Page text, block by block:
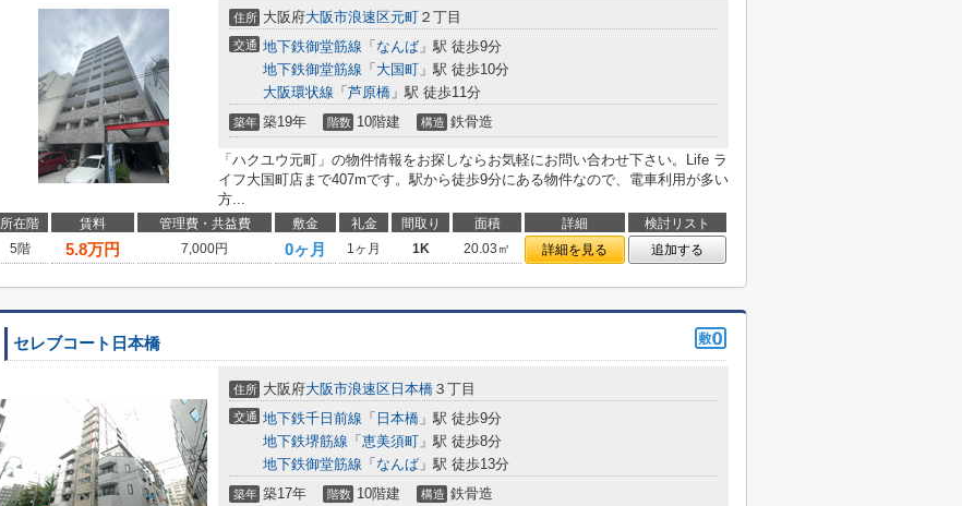
住所 大阪府大阪市浪速区元町 ２丁目
交通 地下鉄御堂筋線 「 なんば 」駅 徒歩9分
地下鉄御堂筋線 「 大国町 」駅 徒歩10分
大阪環状線 「 芦原橋 」駅 徒歩11分
築年 築19年 階数 10階建 構造 鉄骨造
「ハクユウ元町」の物件情報をお探しならお気軽にお問い合わせ下さい。Life ラ
イフ大国町店まで407mです。駅から徒歩9分にある物件なので、電車利用が多い
方...
所在階 賃料 管理費・共益費 敷金 礼金 間取り 面積 詳細
検討リスト
5階
5.8万円 7,000円 0ヶ月 1ヶ月 1K 20.03㎡ 詳細を見る 追加する
セレブコート日本橋
住所 大阪府大阪市浪速区 日本橋 ３丁目
交通 地下鉄千日前線 「 日本橋 」駅 徒歩9分
地下鉄堺筋線 「 恵美須町 」駅 徒歩8分
地下鉄御堂筋線 「 なんば 」駅 徒歩13分
築年 築17年 階数 10階建 構造 鉄骨造